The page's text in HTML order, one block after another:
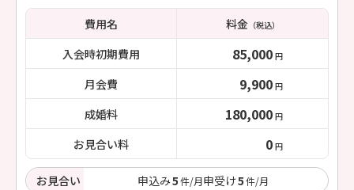
費用名 料金（税込）
入会時初期費用 85,000 円
月会費 9,900 円
成婚料 180,000 円
お見合い料 0 円
お見合い 申込み5件/月申受け5件/月